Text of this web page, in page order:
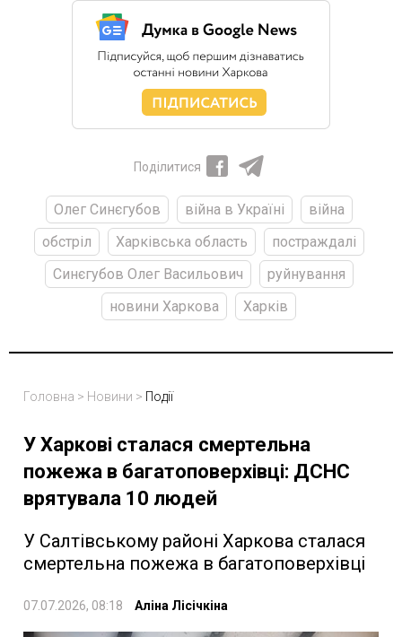
Поділитися
Олег Синєгубов війна в Україні
війна
обстріл
Харківська область
постраждалі
Синєгубов Олег Васильович
руйнування
новини Харкова
Харків
Головна > Новини > Події
У Харкові сталася смертельна
пожежа в багатоповерхівці: ДСНС
врятувала 10 людей
У Салтівському районі Харкова сталася
смертельна пожежа в багатоповерхівці
07.07.2026, 08:18 Аліна Лісічкіна